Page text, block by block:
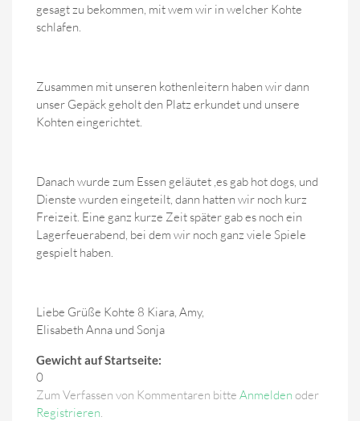
gesagt zu bekommen, mit wem wir in welcher Kohte
schlafen.
Zusammen mit unseren kothenleitern haben wir dann
unser Gepäck geholt den Platz erkundet und unsere
Kohten eingerichtet.
Danach wurde zum Essen geläutet ,es gab hot dogs, und
Dienste wurden eingeteilt, dann hatten wir noch kurz
Freizeit. Eine ganz kurze Zeit später gab es noch ein
Lagerfeuerabend, bei dem wir noch ganz viele Spiele
gespielt haben.
Liebe Grüße Kohte 8 Kiara, Amy,
Elisabeth Anna und Sonja
Gewicht auf Startseite:
0
Zum Verfassen von Kommentaren bitte Anmelden oder
Registrieren.